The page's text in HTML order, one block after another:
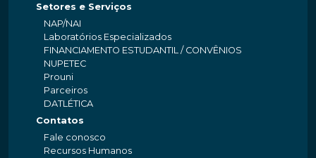
Setores e Serviços
NAP/NAI
Laboratórios Especializados
FINANCIAMENTO ESTUDANTIL / CONVÊNIOS
NUPETEC
Prouni
Parceiros
DATLÉTICA
Contatos
Fale conosco
Recursos Humanos